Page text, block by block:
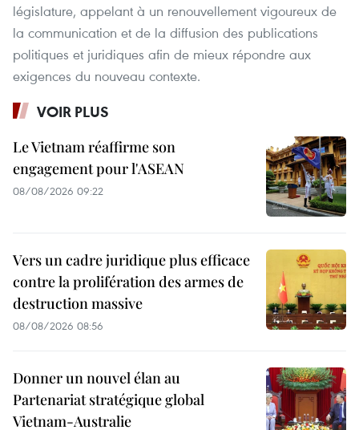
législature, appelant à un renouvellement vigoureux de
la communication et de la diffusion des publications
politiques et juridiques afin de mieux répondre aux
exigences du nouveau contexte.
VOIR PLUS
Le Vietnam réaffirme son
engagement pour l'ASEAN
08/08/2026 09:22
Vers un cadre juridique plus efficace
contre la prolifération des armes de
destruction massive
08/08/2026 08:56
Donner un nouvel élan au
Partenariat stratégique global
Vietnam-Australie